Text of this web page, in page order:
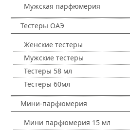
Мужская парфюмерия
Тестеры ОАЭ
Женские тестеры
Мужские тестеры
Тестеры 58 мл
Тестеры 60мл
Мини-парфюмерия
Мини парфюмерия 15 мл